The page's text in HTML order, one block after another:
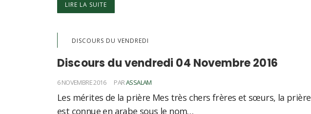
LIRE LA SUITE
DISCOURS DU VENDREDI
Discours du vendredi 04 Novembre 2016
6 NOVEMBRE 2016 PARASSALAM
Les mérites de la prière Mes très chers frères et sœurs, la prière
est connue en arabe sous le nom…